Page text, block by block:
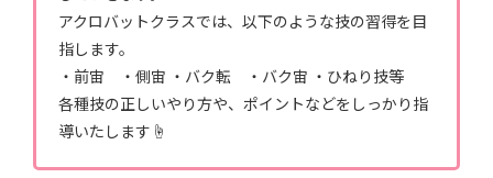
アクロバットクラスでは、以下のような技の習得を目
指します。
・前宙 ・側宙 ・バク転 ・バク宙 ・ひねり技等
各種技の正しいやり方や、ポイントなどをしっかり指
導いたします☝️